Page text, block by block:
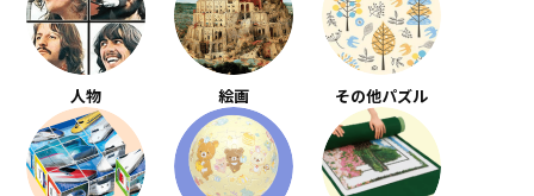
人物 絵画 その他パズル